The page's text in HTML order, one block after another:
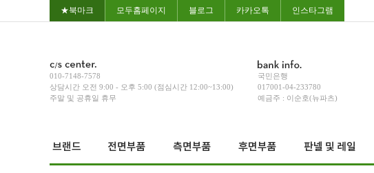
★북마크 모두홈페이지 블로그 카카오톡 인스타그램
010-7148-7578
상담시간 오전 9:00 - 오후 5:00 (점심시간 12:00~13:00)
주말 및 공휴일 휴무
국민은행
017001-04-233780
예금주 : 이순호(뉴파츠)